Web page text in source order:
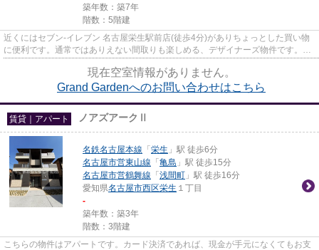
築年数：築7年
階数：5階建
近くにはセブン‐イレブン 名古屋栄生駅前店(徒歩4分)がありちょっとした買い物
に便利です。通常ではありえない間取りも楽しめる、デザイナーズ物件です。こ
現在空室情報がありません。
Grand Gardenへのお問い合わせはこちら
賃貸｜アパート ノアズアークⅡ
名鉄名古屋本線 「 栄生 」駅 徒歩6分
名古屋市営東山線 「 亀島 」駅 徒歩15分
名古屋市営鶴舞線 「 浅間町 」駅 徒歩16分
愛知県名古屋市西区栄生 １丁目
-
築年数：築3年
階数：3階建
こちらの物件はアパートです。カード決済であれば、現金が手元になくてもお支